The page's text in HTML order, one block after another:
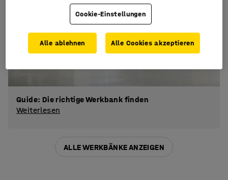
Guide: Die richtige Werkbank finden
Weiterlesen
ALLE WERKBÄNKE ANZEIGEN
Cookie-Einstellungen
Alle ablehnen Alle Cookies akzeptieren